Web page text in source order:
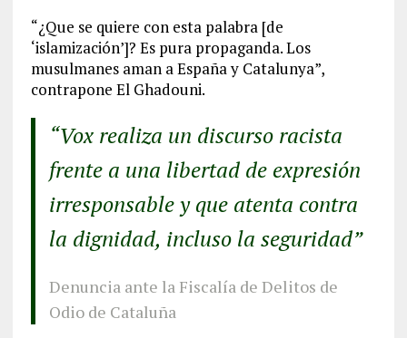
“¿Que se quiere con esta palabra [de
‘islamización’]? Es pura propaganda. Los
musulmanes aman a España y Catalunya”,
contrapone El Ghadouni.
“Vox realiza un discurso racista
frente a una libertad de expresión
irresponsable y que atenta contra
la dignidad, incluso la seguridad”
Denuncia ante la Fiscalía de Delitos de
Odio de Cataluña